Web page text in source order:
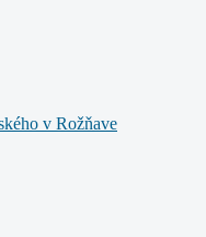
v Rožňave